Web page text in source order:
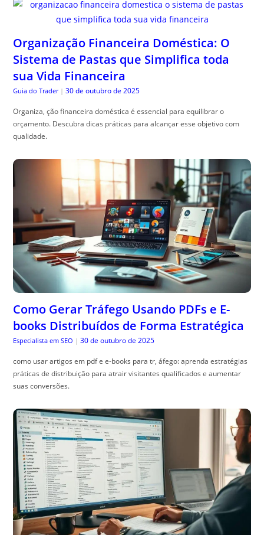
Organização Financeira Doméstica: O
Sistema de Pastas que Simplifica toda
sua Vida Financeira
Guia do Trader | 30 de outubro de 2025
Organiza, ção financeira doméstica é essencial para equilibrar o
orçamento. Descubra dicas práticas para alcançar esse objetivo com
qualidade.
Como Gerar Tráfego Usando PDFs e E-
books Distribuídos de Forma Estratégica
Especialista em SEO | 30 de outubro de 2025
como usar artigos em pdf e e-books para tr, áfego: aprenda estratégias
práticas de distribuição para atrair visitantes qualificados e aumentar
suas conversões.